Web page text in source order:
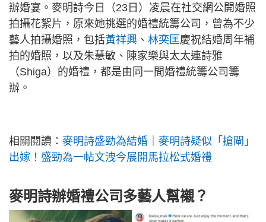
辦婚宴。麥明詩今日（23日）凌晨在社交網公開婚照
拍攝花絮片，原來她挑選的婚禮統籌公司，曾為不少
藝人拍攝婚照，包括黃祥興 、 林奕匡慶祝結婚周年補
拍的婚照，以及朱慧敏、陳家樂與太太連詩雅
（Shiga）的婚禮，都是由同一間婚禮統籌公司籌
辦。
相關閱讀： 麥明詩盛勁為結婚｜麥明詩疑似「搶閘」
出嫁！盛勁為一帖文洩今展開馬拉松式婚禮
麥明詩辦婚禮公司多藝人幫襯？